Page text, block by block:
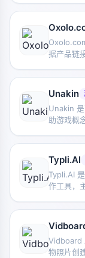
据产品链
Unakin
Unakin
助游戏概
Typli.AI
Typli.AI
作工具，
Vidboard
物照片创